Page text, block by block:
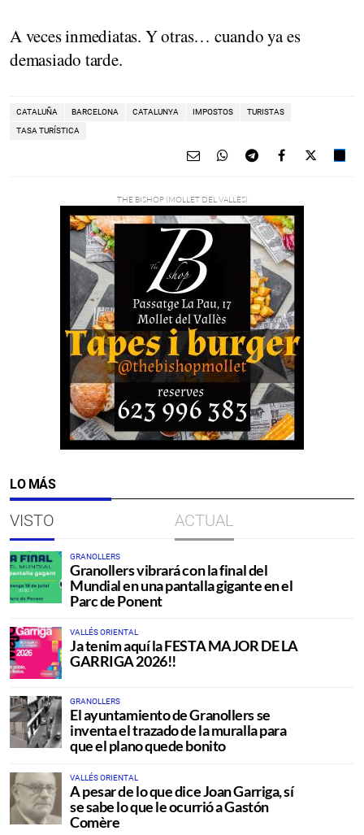
A veces inmediatas. Y otras… cuando ya es
demasiado tarde.
CATALUÑA BARCELONA CATALUNYA IMPOSTOS TURISTAS
TASA TURÍSTICA
LO MÁS
VISTO ACTUAL
GRANOLLERS
Granollers vibrará con la final del
Mundial en una pantalla gigante en el
Parc de Ponent
VALLÉS ORIENTAL
Ja tenim aquí la FESTA MAJOR DE LA
GARRIGA 2026!!
GRANOLLERS
El ayuntamiento de Granollers se
inventa el trazado de la muralla para
que el plano quede bonito
VALLÉS ORIENTAL
A pesar de lo que dice Joan Garriga, sí
se sabe lo que le ocurrió a Gastón
Comère